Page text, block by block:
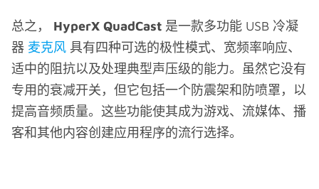
总之， HyperX QuadCast是一款多功能 USB 冷凝
器 麦克风具有四种可选的极性模式、宽频率响应、
适中的阻抗以及处理典型声压级的能力。虽然它没有
专用的衰减开关，但它包括一个防震架和防喷罩，以
提高音频质量。这些功能使其成为游戏、流媒体、播
客和其他内容创建应用程序的流行选择。